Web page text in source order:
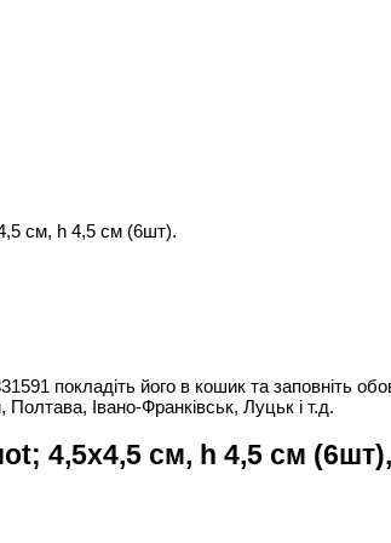
см, h 4,5 см (6шт).
покладіть його в кошик та заповніть
Івано-Франківськ, Луцьк і т.д.
4,5х4,5 см, h 4,5 см (6шт),